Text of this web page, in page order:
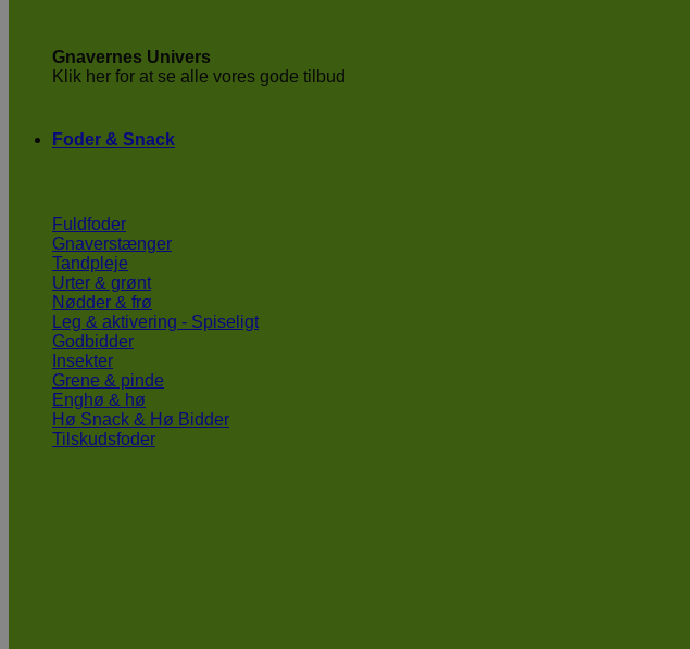
Gnavernes Univers
Klik her for at se alle vores gode tilbud
Foder & Snack
Fuldfoder
Gnaverstænger
Tandpleje
Urter & grønt
Nødder & frø
Leg & aktivering - Spiseligt
Godbidder
Insekter
Grene & pinde
Enghø & hø
Hø Snack & Hø Bidder
Tilskudsfoder